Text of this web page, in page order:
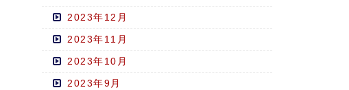
2023年12月
2023年11月
2023年10月
2023年9月